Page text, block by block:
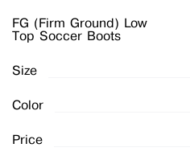
FG (Firm Ground) Low
Top Soccer Boots
Size
Color
Price